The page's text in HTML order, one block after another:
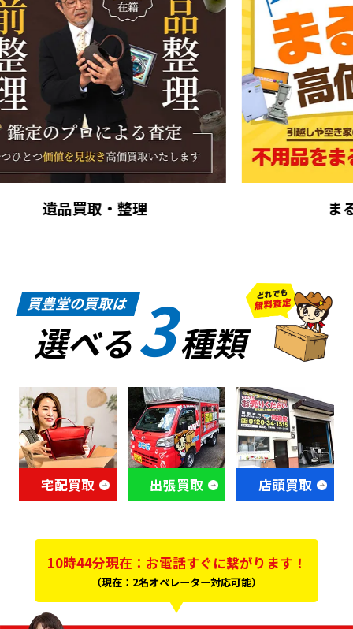
まるごと買取
買豊堂の買取は
選べる3種類
宅配買取 出張買取 店頭買取
10時44分現在：お電話すぐに繋がります！
（現在：2名オペレーター対応可能）